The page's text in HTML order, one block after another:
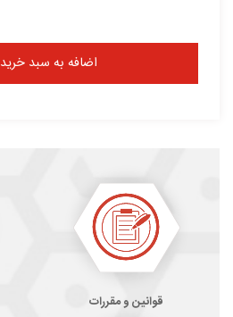
اضافه به سبد خرید
قوانین و مقررات